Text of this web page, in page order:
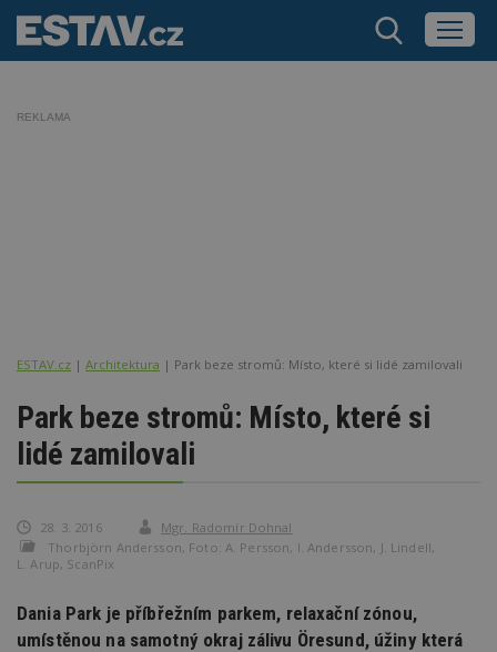
REKLAMA
ESTAV.cz Architektura Park beze stromů: Místo, které si lidé zamilovali
Park beze stromů: Místo, které si
lidé zamilovali
28. 3. 2016
Mgr. Radomír Dohnal
Thorbjörn Andersson, Foto: A. Persson, I. Andersson, J. Lindell,
L. Arup, ScanPix
Dania Park je příbřežním parkem, relaxační zónou,
umístěnou na samotný okraj zálivu Öresund, úžiny která